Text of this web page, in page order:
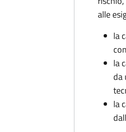
alle
la
la
da
la